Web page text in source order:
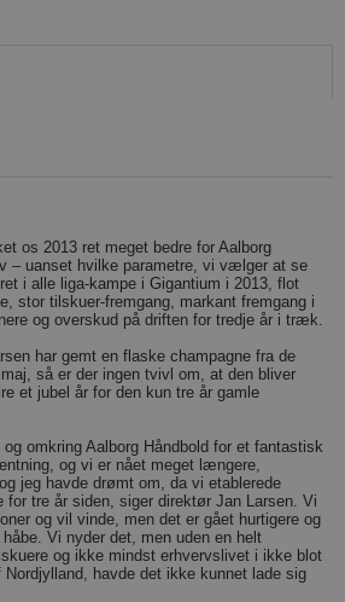
os 2013 ret meget bedre for Aalborg
– uanset hvilke parametre, vi vælger at se
i alle liga-kampe i Gigantium i 2013, flot
stor tilskuer-fremgang, markant fremgang i
og overskud på driften for tredje år i træk.
har gemt en flaske champagne fra de
så er der ingen tvivl om, at den bliver
et jubel år for den kun tre år gamle
omkring Aalborg Håndbold for et fantastisk
og vi er nået meget længere,
jeg havde drømt om, da vi etablerede
for tre år siden, siger direktør Jan Larsen. Vi
og vil vinde, men det er gået hurtigere og
Vi nyder det, men uden en helt
og ikke mindst erhvervslivet i ikke blot
havde det ikke kunnet lade sig